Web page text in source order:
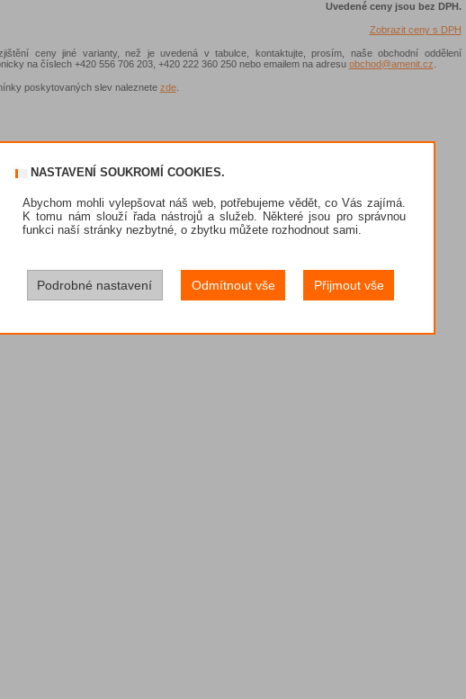
Uvedené ceny jsou bez DPH.
Zobrazit ceny s DPH
ceny jiné varianty, než je uvedená v tabulce, kontaktujte, prosím, naše obchodní oddělení
na číslech +420 556 706 203, +420 222 360 250 nebo emailem na adresu obchod@amenit.cz
poskytovaných slev naleznete zde.
NASTAVENÍ SOUKROMÍ COOKIES.
Abychom mohli vylepšovat náš web, potřebujeme vědět, co Vás zajímá.
K tomu nám slouží řada nástrojů a služeb. Některé jsou pro správnou
funkci naší stránky nezbytné, o zbytku můžete rozhodnout sami.
Podrobné nastavení Odmítnout vše Přijmout vše